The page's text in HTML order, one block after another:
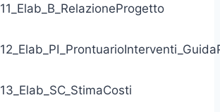
11_Elab_B_RelazioneProgetto
13_Elab_SC_StimaCosti